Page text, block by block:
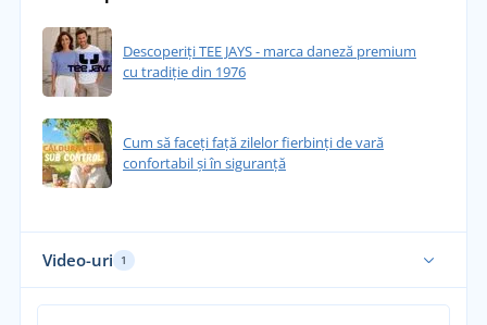
Descoperiți TEE JAYS - marca daneză premium
cu tradiție din 1976
Cum să faceți față zilelor fierbinți de vară
confortabil și în siguranță
Video-uri 1